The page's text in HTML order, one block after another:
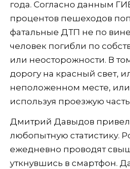
года. Согласно данным
процентов пешеходов
фатальные ДТП не по
человек погибли по
или неосторожности. В
дорогу на красный свет,
неположенном месте,
используя проезжую часть
Дмитрий Давыдов привел
любопытную статистику.
ежедневно проводят
уткнувшись в смартфон.